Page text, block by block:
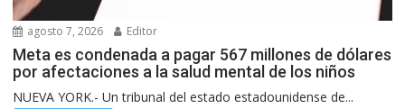
agosto 7, 2026 Editor
Meta es condenada a pagar 567 millones de dólares
por afectaciones a la salud mental de los niños
NUEVA YORK.- Un tribunal del estado estadounidense de...